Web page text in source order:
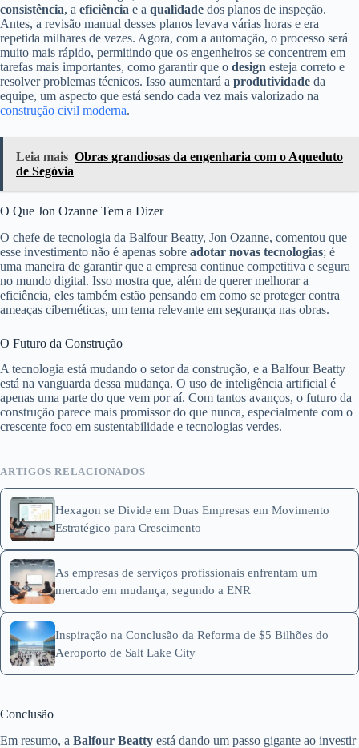
consistência, a eficiência e a qualidade dos planos de inspeção.
Antes, a revisão manual desses planos levava várias horas e era
repetida milhares de vezes. Agora, com a automação, o processo será
muito mais rápido, permitindo que os engenheiros se concentrem em
tarefas mais importantes, como garantir que o design esteja correto e
resolver problemas técnicos. Isso aumentará a produtividade da
equipe, um aspecto que está sendo cada vez mais valorizado na
construção civil moderna.
Leia mais Obras grandiosas da engenharia com o Aqueduto
de Segóvia
O Que Jon Ozanne Tem a Dizer
O chefe de tecnologia da Balfour Beatty, Jon Ozanne, comentou que
esse investimento não é apenas sobre adotar novas tecnologias; é
uma maneira de garantir que a empresa continue competitiva e segura
no mundo digital. Isso mostra que, além de querer melhorar a
eficiência, eles também estão pensando em como se proteger contra
ameaças cibernéticas, um tema relevante em segurança nas obras.
O Futuro da Construção
A tecnologia está mudando o setor da construção, e a Balfour Beatty
está na vanguarda dessa mudança. O uso de inteligência artificial é
apenas uma parte do que vem por aí. Com tantos avanços, o futuro da
construção parece mais promissor do que nunca, especialmente com o
crescente foco em sustentabilidade e tecnologias verdes.
ARTIGOS RELACIONADOS
Hexagon se Divide em Duas Empresas em Movimento
Estratégico para Crescimento
As empresas de serviços profissionais enfrentam um
mercado em mudança, segundo a ENR
Inspiração na Conclusão da Reforma de $5 Bilhões do
Aeroporto de Salt Lake City
Conclusão
Em resumo, a Balfour Beatty está dando um passo gigante ao investir